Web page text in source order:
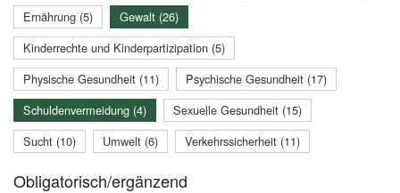
Ernährung (5)
Gewalt (26)
Kinderrechte und Kinderpartizipation (5)
Physische Gesundheit (11)
Psychische Gesundheit (17)
Schuldenvermeidung (4)
Sexuelle Gesundheit (15)
Sucht (10)
Umwelt (6) Verkehrssicherheit (11)
Obligatorisch/ergänzend